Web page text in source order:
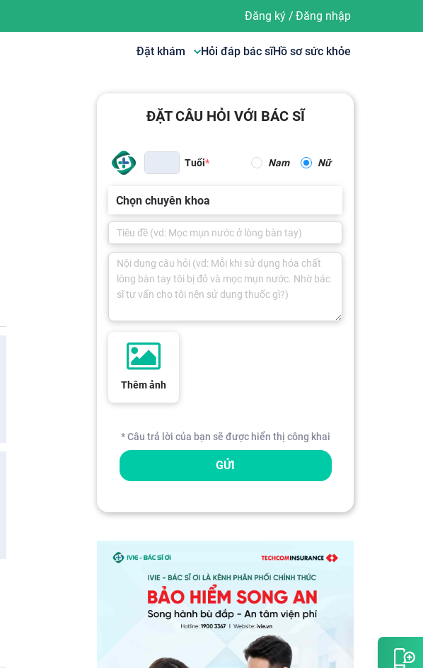
Đăng ký/ Đăng nhập
Đặt khám Hỏi đáp bác sĩHồ sơ sức khỏe
ĐẶT CÂU HỎI VỚI BÁC SĨ
Tuổi Nam Nữ
Chọn chuyên khoa
Thêm ảnh
* Câu trả lời của bạn sẽ được hiển thị công khai
GỬI